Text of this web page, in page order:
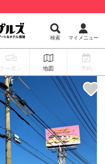
検索 マイメニュー
クーポン 地図 予約